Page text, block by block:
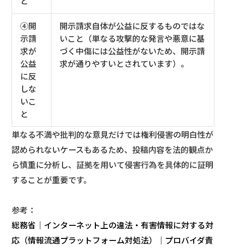
④開
示請
求が
公益
に反
しな
いこ
と
開示請求自体が公益に反するものではな
いこと（単なる攻撃的な発言や悪意に基
づく中傷には公益性がないため、開示請
求が通りやすいとされています）。
単なる不満や批判的な意見だけでは権利侵害の明白性が
認められないケースもあるため、投稿内容を法的観点か
ら慎重に分析し、証拠を用いて侵害行為を具体的に証明
することが重要です。
参考：
総務省｜インターネット上の違法・有害情報に対する対
応（情報流通プラットフォーム対処法）｜プロバイダ責